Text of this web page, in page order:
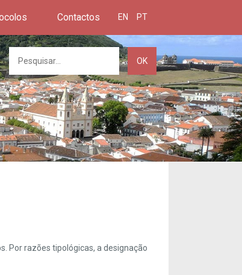
Contactos EN PT
OK
Por razões tipológicas, a designação